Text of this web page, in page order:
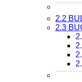
2.2
2.3